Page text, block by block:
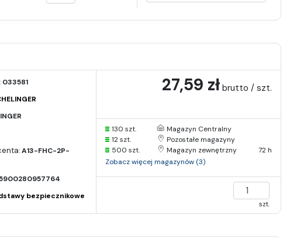
033581
A13-FHC-2P-
bezpiecznikowe
27,59 zł brutto / szt.
130 szt.
Magazyn Centralny
12 szt.
Pozostałe magazyny
500 szt.
Magazyn zewnętrzny
72 h
Zobacz więcej magazynów (3)
szt.